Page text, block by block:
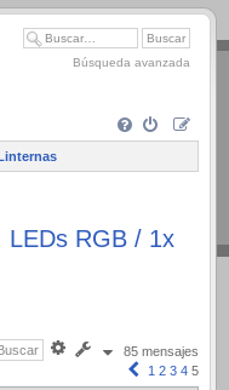
Búsqueda avanzada
LEDs RGB / 1x
Búsqueda85 mensajes
Anterior
1 2 3 4 5